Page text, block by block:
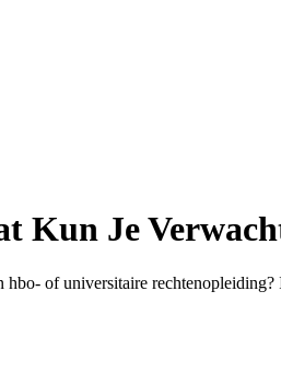
Kun Je
hbo- of universitaire